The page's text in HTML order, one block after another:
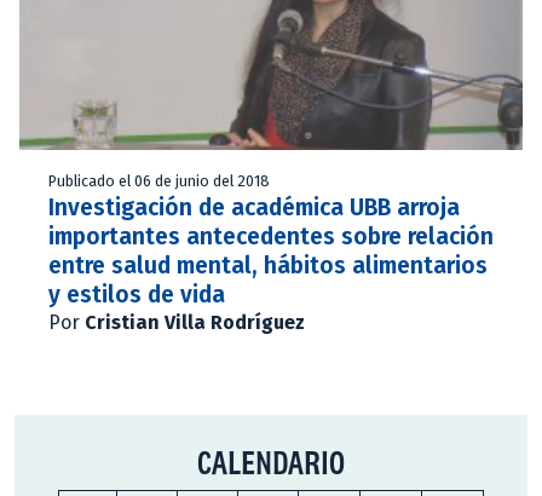
Publicado el 06 de junio del 2018
Investigación de académica UBB arroja
importantes antecedentes sobre relación
entre salud mental, hábitos alimentarios
y estilos de vida
Por Cristian Villa Rodríguez
CALENDARIO